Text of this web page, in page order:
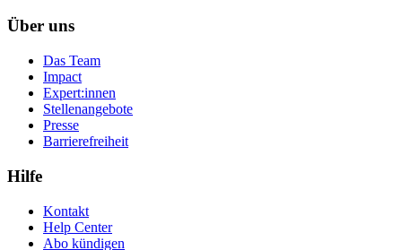
Über uns
Das Team
Impact
Expert:innen
Stellenangebote
Presse
Barrierefreiheit
Hilfe
Kontakt
Help Center
Abo kündigen